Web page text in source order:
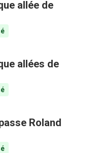
allée de
allées de
Roland